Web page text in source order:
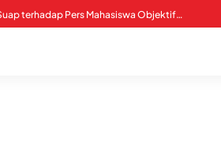
WALHI Sultra Mengecam Upaya Intimidasi dan Suap terhadap Pers Mahasiswa Objektif IAIN Kendari